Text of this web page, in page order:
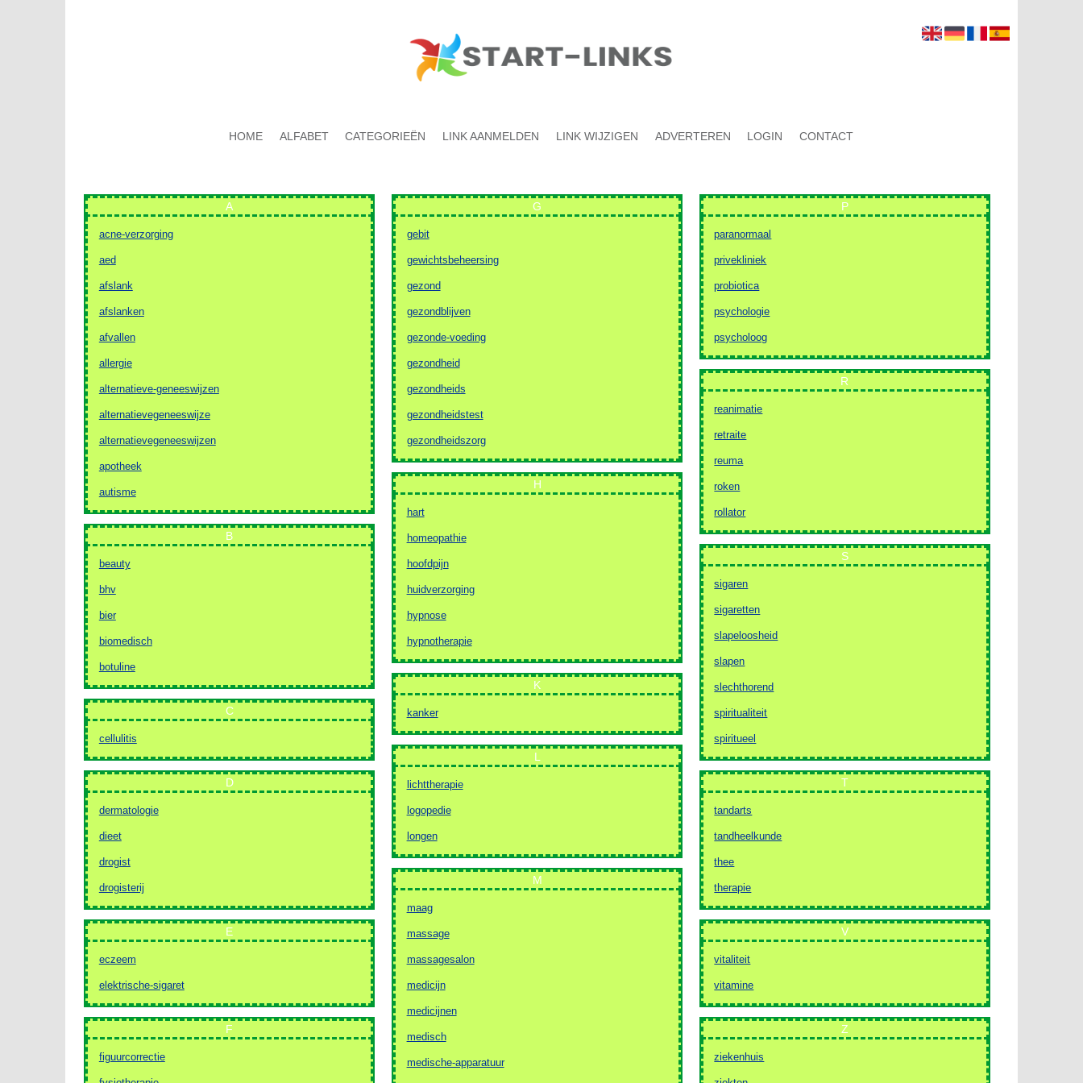
HOME ALFABET CATEGORIEËN LINK AANMELDEN LINK WIJZIGEN ADVERTEREN LOGIN CONTACT
A
acne-verzorging
aed
afslank
afslanken
afvallen
allergie
alternatieve-geneeswijzen
alternatievegeneeswijze
alternatievegeneeswijzen
apotheek
autisme
B
beauty
bhv
bier
biomedisch
botuline
C
cellulitis
D
dermatologie
dieet
drogist
drogisterij
E
eczeem
elektrische-sigaret
F
figuurcorrectie
G
gebit
gewichtsbeheersing
gezond
gezondblijven
gezonde-voeding
gezondheid
gezondheids
gezondheidstest
gezondheidszorg
H
hart
homeopathie
hoofdpijn
huidverzorging
hypnose
hypnotherapie
K
kanker
L
lichttherapie
logopedie
longen
M
maag
massage
massagesalon
medicijn
medicijnen
medisch
medische-apparatuur
P
paranormaal
privekliniek
probiotica
psychologie
psycholoog
R
reanimatie
retraite
reuma
roken
rollator
S
sigaren
sigaretten
slapeloosheid
slapen
slechthorend
spiritualiteit
spiritueel
T
tandarts
tandheelkunde
thee
therapie
V
vitaliteit
vitamine
Z
ziekenhuis